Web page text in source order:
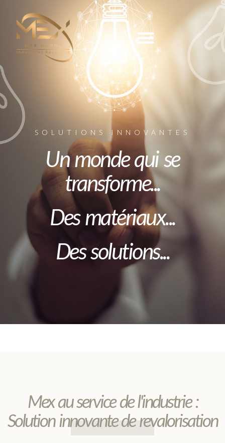
SOLUTIONS INNOVANTES
Un monde qui se
transforme...
Des matériaux...
Des solutions...
Mex au service de l'industrie :
Solution innovante de revalorisation